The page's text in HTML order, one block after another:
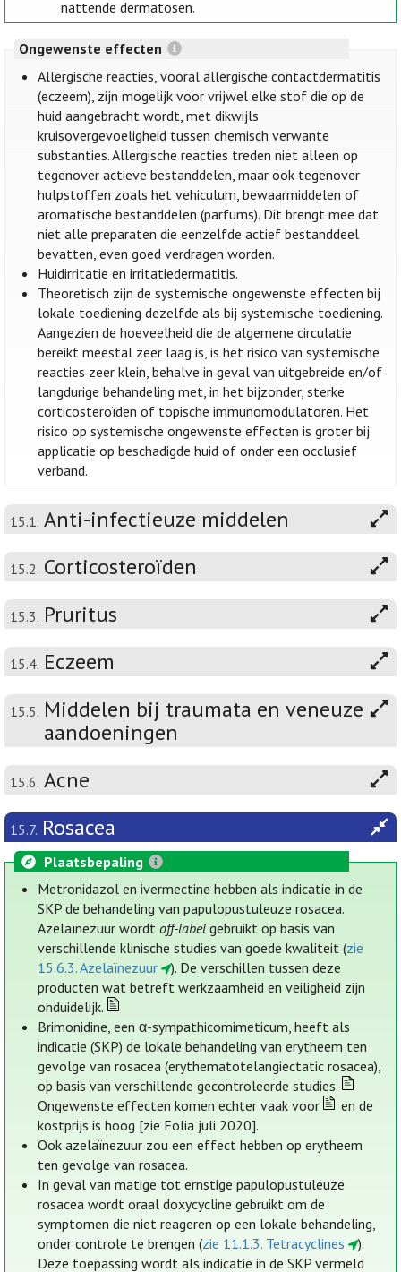
nattende dermatosen.
Ongewenste effecten
Allergische reacties, vooral allergische contactdermatitis
(eczeem), zijn mogelijk voor vrijwel elke stof die op de
huid aangebracht wordt, met dikwijls
kruisovergevoeligheid tussen chemisch verwante
substanties. Allergische reacties treden niet alleen op
tegenover actieve bestanddelen, maar ook tegenover
hulpstoffen zoals het vehiculum, bewaarmiddelen of
aromatische bestanddelen (parfums). Dit brengt mee dat
niet alle preparaten die eenzelfde actief bestanddeel
bevatten, even goed verdragen worden.
Huidirritatie en irritatiedermatitis.
Theoretisch zijn de systemische ongewenste effecten bij
lokale toediening dezelfde als bij systemische toediening.
Aangezien de hoeveelheid die de algemene circulatie
bereikt meestal zeer laag is, is het risico van systemische
reacties zeer klein, behalve in geval van uitgebreide en/of
langdurige behandeling met, in het bijzonder, sterke
corticosteroïden of topische immunomodulatoren. Het
risico op systemische ongewenste effecten is groter bij
applicatie op beschadigde huid of onder een occlusief
verband.
15.1. Anti-infectieuze middelen
15.2. Corticosteroïden
15.3. Pruritus
15.4. Eczeem
15.5. Middelen bij traumata en veneuze
aandoeningen
15.6. Acne
15.7. Rosacea
Plaatsbepaling
Metronidazol en ivermectine hebben als indicatie in de
SKP de behandeling van papulopustuleuze rosacea.
Azelaïnezuur wordtoff-label gebruikt op basis van
verschillende klinische studies van goede kwaliteit (zie
15.6.3. Azelaïnezuur
). De verschillen tussen deze
producten wat betreft werkzaamheid en veiligheid zijn
onduidelijk.
Brimonidine, een α-sympathicomimeticum, heeft als
indicatie (SKP) de lokale behandeling van erytheem ten
gevolge van rosacea (erythematotelangiectatic rosacea),
op basis van verschillende gecontroleerde studies.
Ongewenste effecten komen echter vaak voor
en de
kostprijs is hoog [zie Folia juli 2020].
Ook azelaïnezuur zou een effect hebben op erytheem
ten gevolge van rosacea.
In geval van matige tot ernstige papulopustuleuze
rosacea wordt oraal doxycycline gebruikt om de
symptomen die niet reageren op een lokale behandeling,
onder controle te brengen (zie 11.1.3. Tetracyclines
).
Deze toepassing wordt als indicatie in de SKP vermeld